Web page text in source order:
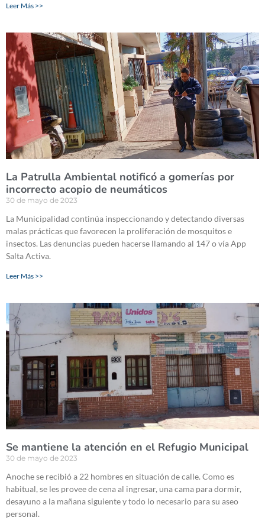
Leer Más >>
La Patrulla Ambiental notificó a gomerías por
incorrecto acopio de neumáticos
30 de mayo de 2023
La Municipalidad continúa inspeccionando y detectando diversas
malas prácticas que favorecen la proliferación de mosquitos e
insectos. Las denuncias pueden hacerse llamando al 147 o vía App
Salta Activa.
Leer Más >>
Se mantiene la atención en el Refugio Municipal
30 de mayo de 2023
Anoche se recibió a 22 hombres en situación de calle. Como es
habitual, se les provee de cena al ingresar, una cama para dormir,
desayuno a la mañana siguiente y todo lo necesario para su aseo
personal.